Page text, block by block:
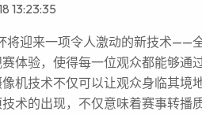
13:23:35
将迎来一项令人激动的新技术——
体验，使得每一位观众都能够通
机技术不仅可以让观众身临其
术的出现，不仅意味着赛事转播